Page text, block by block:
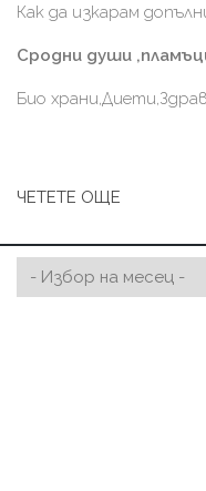
Как да изкарам
Сродни души
Био
ЧЕТЕТЕ ОЩЕ